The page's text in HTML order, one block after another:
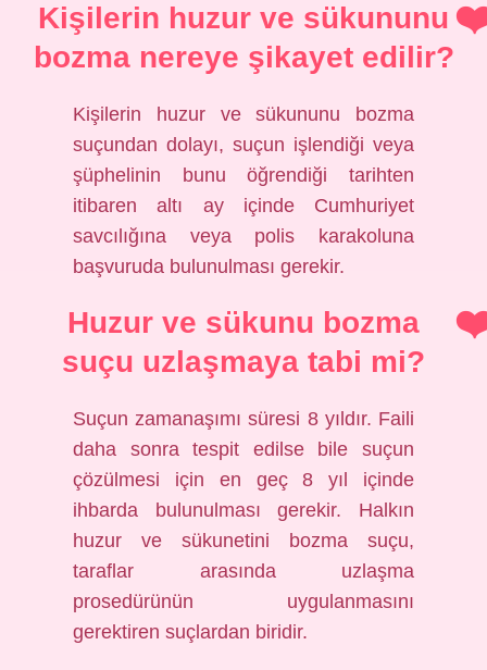
Kişilerin huzur ve sükununu
bozma nereye şikayet edilir?
Kişilerin huzur ve sükununu bozma
suçundan dolayı, suçun işlendiği veya
şüphelinin bunu öğrendiği tarihten
itibaren altı ay içinde Cumhuriyet
savcılığına veya polis karakoluna
başvuruda bulunulması gerekir.
Huzur ve sükunu bozma
suçu uzlaşmaya tabi mi?
Suçun zamanaşımı süresi 8 yıldır. Faili
daha sonra tespit edilse bile suçun
çözülmesi için en geç 8 yıl içinde
ihbarda bulunulması gerekir. Halkın
huzur ve sükunetini bozma suçu,
taraflar arasında uzlaşma
prosedürünün uygulanmasını
gerektiren suçlardan biridir.